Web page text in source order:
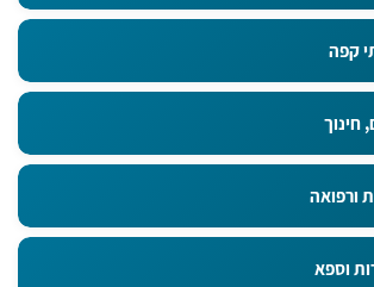
קפה
חינוך
ורפואה
וספא